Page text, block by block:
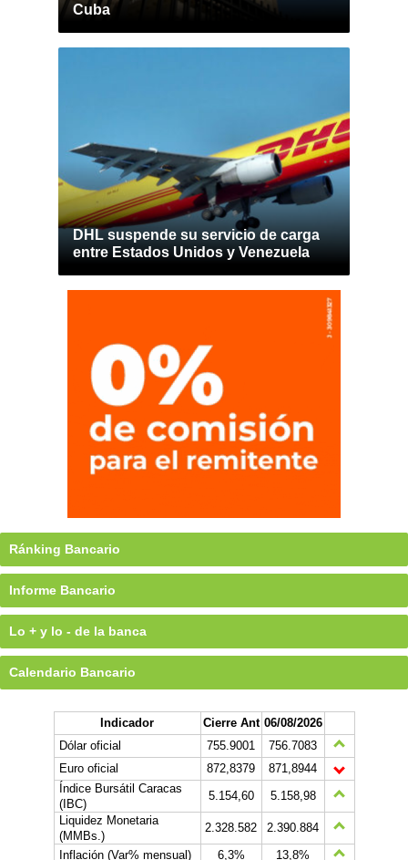
Cuba
DHL suspende su servicio de carga
entre Estados Unidos y Venezuela
Ránking Bancario
Informe Bancario
Lo + y lo - de la banca
Calendario Bancario
Indicador Cierre Ant 06/08/2026
Dólar oficial
755.9001
756.7083
Euro oficial
872,8379
871,8944
Índice Bursátil Caracas
(IBC)
5.154,60
5.158,98
Liquidez Monetaria
(MMBs.)
2.328.582
2.390.884
Inflación (Var% mensual)
6,3%
13,8%